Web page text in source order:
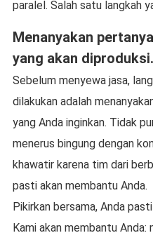
paralel. Salah satu langkah
Menanyakan
yang akan diproduksi.
Sebelum menyewa jasa,
dilakukan adalah
yang Anda inginkan. Tidak
menerus bingung dengan
khawatir karena tim dari
pasti akan membantu Anda.
Pikirkan bersama, Anda
Kami akan membantu Anda: